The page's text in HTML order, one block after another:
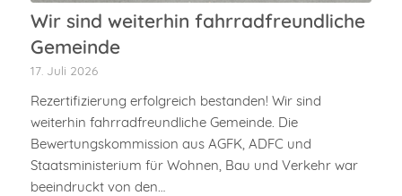
Wir sind weiterhin fahrradfreundliche
Gemeinde
17. Juli 2026
Rezertifizierung erfolgreich bestanden! Wir sind
weiterhin fahrradfreundliche Gemeinde. Die
Bewertungskommission aus AGFK, ADFC und
Staatsministerium für Wohnen, Bau und Verkehr war
beeindruckt von den…